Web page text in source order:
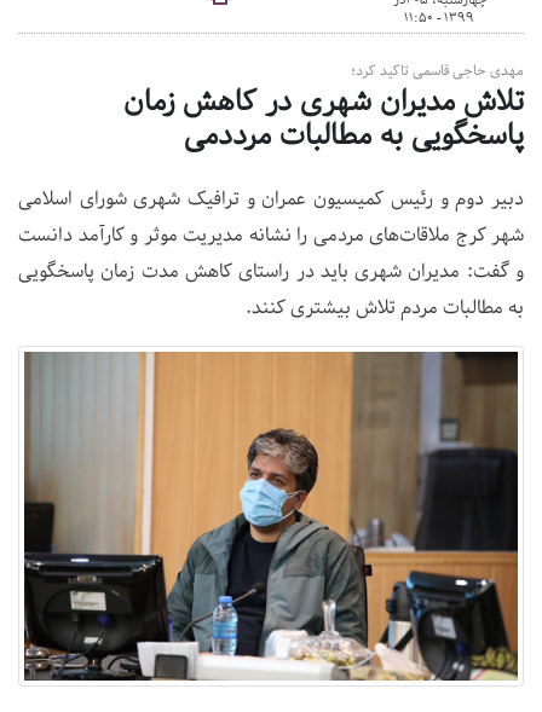
1399 - 11:50
مهدی حاجی قاسمی تاکید کرد؛
تلاش مدیران شهری در کاهش زمان
پاسخگویی به مطالبات مرددمی
دبیر دوم و رئیس کمیسیون عمران و ترافیک شهری شورای اسلامی
شهر کرج ملاقات‌های مردمی را نشانه مدیریت موثر و کارآمد دانست
و گفت: مدیران شهری باید در راستای کاهش مدت زمان پاسخگویی
به مطالبات مردم تلاش بیشتری کنند.